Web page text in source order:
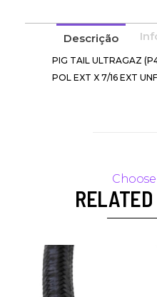
Descrição
PIG TAIL ULTRAGAZ
POL EXT X 7/16 EXT UNF
RELATED